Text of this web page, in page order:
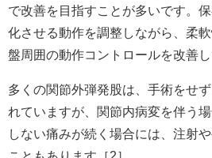
で改善を目指すことが多いです。
化させる動作を調整しながら、柔
盤周囲の動作コントロールを改善し
多くの関節外弾発股は、手術をせ
れていますが、関節内病変を伴う
しない痛みが続く場合には、注射
こともあります［2］。